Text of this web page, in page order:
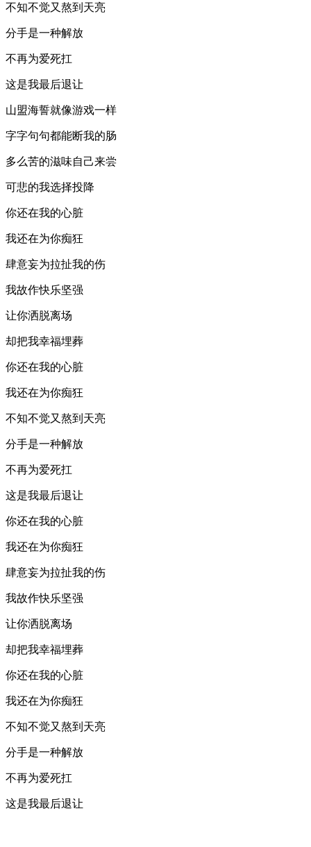
不知不觉又熬到天亮
分手是一种解放
不再为爱死扛
这是我最后退让
山盟海誓就像游戏一样
字字句句都能断我的肠
多么苦的滋味自己来尝
可悲的我选择投降
你还在我的心脏
我还在为你痴狂
肆意妄为拉扯我的伤
我故作快乐坚强
让你洒脱离场
却把我幸福埋葬
你还在我的心脏
我还在为你痴狂
不知不觉又熬到天亮
分手是一种解放
不再为爱死扛
这是我最后退让
你还在我的心脏
我还在为你痴狂
肆意妄为拉扯我的伤
我故作快乐坚强
让你洒脱离场
却把我幸福埋葬
你还在我的心脏
我还在为你痴狂
不知不觉又熬到天亮
分手是一种解放
不再为爱死扛
这是我最后退让